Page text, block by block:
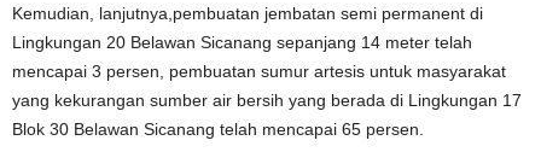
Kemudian, lanjutnya,pembuatan jembatan semi permanent di
Lingkungan 20 Belawan Sicanang sepanjang 14 meter telah
mencapai 3 persen, pembuatan sumur artesis untuk masyarakat
yang kekurangan sumber air bersih yang berada di Lingkungan 17
Blok 30 Belawan Sicanang telah mencapai 65 persen.